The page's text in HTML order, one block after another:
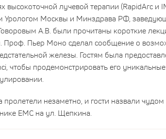
лучевой терапии (RapidArc и
Урологом Москвы и Минздрава РФ,
А.В. были прочитаны короткие
Проф. Пьер Моно сделал сообщение о
железы. Гостям была
чтобы продемонстрировать его уникальные
незаметно, и гости назвали чудом
EMC на ул. Щепкина.